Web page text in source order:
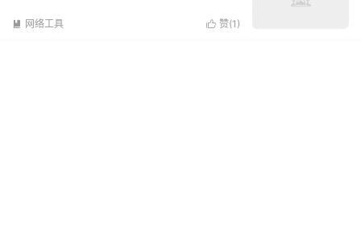
 赞(1 )
 网络工具